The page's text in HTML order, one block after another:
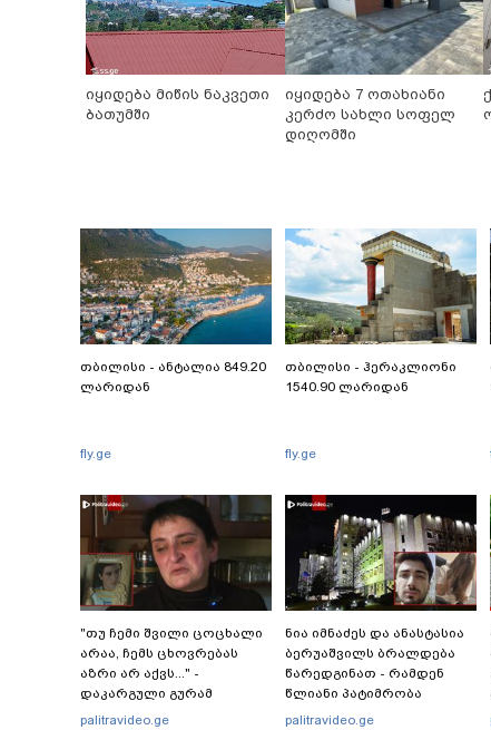
იყიდება მიწის ნაკვეთი
ბათუმში
იყიდება 7 ოთახიანი
კერძო სახლი სოფელ
დიღომში
თბილისი - ანტალია 849.20
ლარიდან
fly.ge
თბილისი - ჰერაკლიონი
1540.90 ლარიდან
fly.ge
"თუ ჩემი შვილი ცოცხალი
არაა, ჩემს ცხოვრებას
აზრი არ აქვს..." -
დაკარგული გურამ
დადიანიძის დედის
palitravideo.ge
ნია იმნაძეს და ანასტასია
ბერუაშვილს ბრალდება
წარედგინათ - რამდენ
წლიანი პატიმრობა
ემუქრებათ
palitravideo.ge